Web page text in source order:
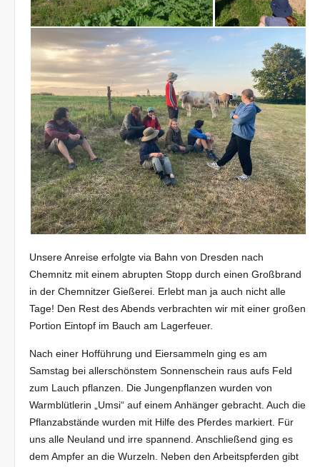
Unsere Anreise erfolgte via Bahn von Dresden nach
Chemnitz mit einem abrupten Stopp durch einen Großbrand
in der Chemnitzer Gießerei. Erlebt man ja auch nicht alle
Tage! Den Rest des Abends verbrachten wir mit einer großen
Portion Eintopf im Bauch am Lagerfeuer.
Nach einer Hofführung und Eiersammeln ging es am
Samstag bei allerschönstem Sonnenschein raus aufs Feld
zum Lauch pflanzen. Die Jungenpflanzen wurden von
Warmblütlerin „Umsi“ auf einem Anhänger gebracht. Auch die
Pflanzabstände wurden mit Hilfe des Pferdes markiert. Für
uns alle Neuland und irre spannend. Anschließend ging es
dem Ampfer an die Wurzeln. Neben den Arbeitspferden gibt